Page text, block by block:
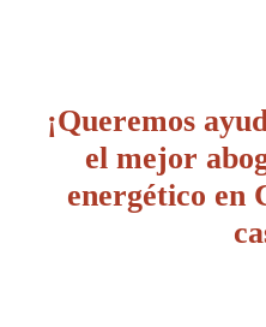
¡Queremos
el mejor
energético en